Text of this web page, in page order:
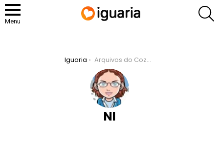
Menu
Iguaria Arquivos do Cozinheiro: Ni
NI